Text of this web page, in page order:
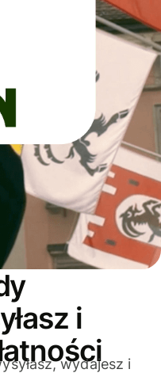
i
wydajesz i